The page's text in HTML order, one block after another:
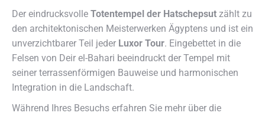
Der eindrucksvolle Totentempel der Hatschepsut zählt zu
den architektonischen Meisterwerken Ägyptens und ist ein
unverzichtbarer Teil jeder Luxor Tour. Eingebettet in die
Felsen von Deir el-Bahari beeindruckt der Tempel mit
seiner terrassenförmigen Bauweise und harmonischen
Integration in die Landschaft.
Während Ihres Besuchs erfahren Sie mehr über die